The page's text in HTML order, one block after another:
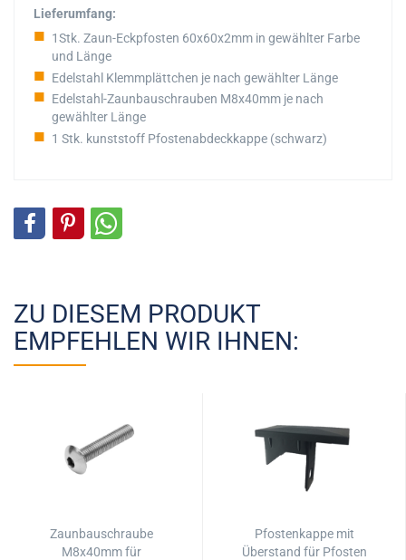
Lieferumfang:
1Stk. Zaun-Eckpfosten 60x60x2mm in gewählter Farbe
und Länge
Edelstahl Klemmplättchen je nach gewählter Länge
Edelstahl-Zaunbauschrauben M8x40mm je nach
gewählter Länge
1 Stk. kunststoff Pfostenabdeckkappe (schwarz)
ZU DIESEM PRODUKT
EMPFEHLEN WIR IHNEN:
Zaunbauschraube
M8x40mm für
Pfostenkappe mit
Überstand für Pfosten